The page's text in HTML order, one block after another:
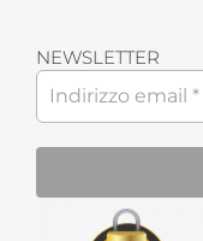
NEWSLETTER